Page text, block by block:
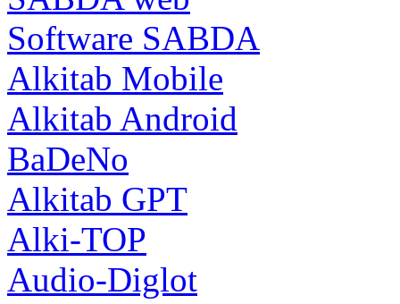
Software SABDA
Alkitab Mobile
Alkitab Android
BaDeNo
Alkitab GPT
Alki-TOP
Audio-Diglot